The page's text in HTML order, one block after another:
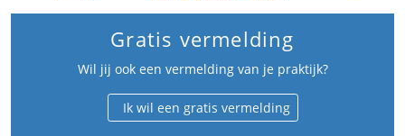
Gratis vermelding
Wil jij ook een vermelding van je praktijk?
Ik wil een gratis vermelding